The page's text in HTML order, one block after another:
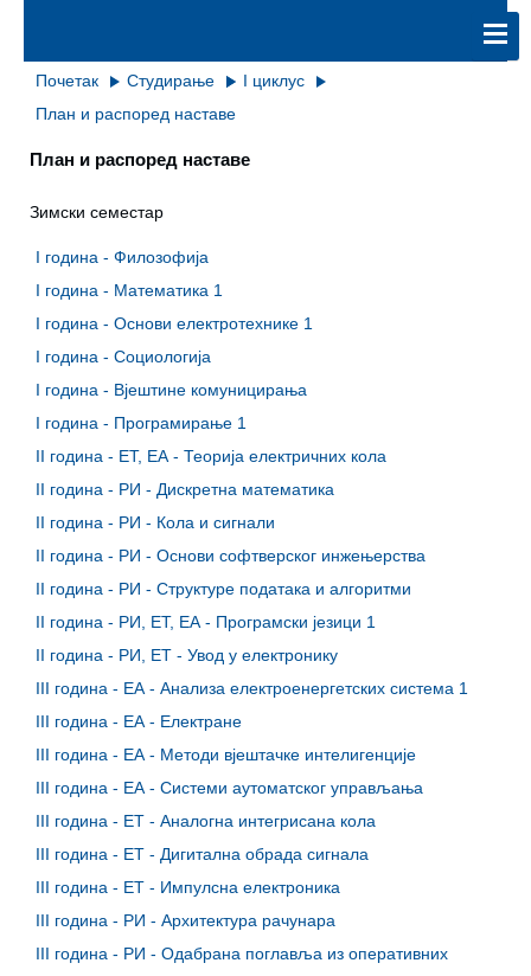
Почетак Студирање
I циклус
План и распоред наставе
План и распоред наставе
Зимски семестар
I година - Филозофија
I година - Математика 1
I година - Основи електротехнике 1
I година - Социологија
I година - Вјештине комуницирања
I година - Програмирање 1
II година - ЕТ, ЕА - Теорија електричних кола
II година - РИ - Дискретна математика
II година - РИ - Кола и сигнали
II година - РИ - Основи софтверског инжењерства
II година - РИ - Структуре података и алгоритми
II година - РИ, ЕТ, ЕА - Програмски језици 1
II година - РИ, ЕТ - Увод у електронику
III година - ЕА - Анализа електроенергетских система 1
III година - ЕА - Електране
III година - ЕА - Методи вјештачке интелигенције
III година - ЕА - Системи аутоматског управљања
III година - ЕТ - Аналогна интегрисана кола
III година - ЕТ - Дигитална обрада сигнала
III година - ЕТ - Импулсна електроника
III година - РИ - Архитектура рачунара
III година - РИ - Одабрана поглавља из оперативних